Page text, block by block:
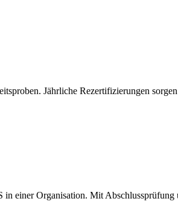
Jährliche Rezertifizierungen
einer Organisation. Mit Abschlussprüfung